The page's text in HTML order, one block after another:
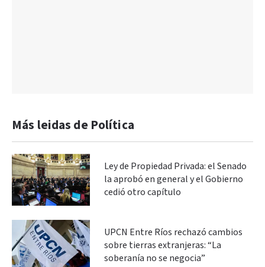
Más leidas de Política
Ley de Propiedad Privada: el Senado
la aprobó en general y el Gobierno
cedió otro capítulo
UPCN Entre Ríos rechazó cambios
sobre tierras extranjeras: “La
soberanía no se negocia”